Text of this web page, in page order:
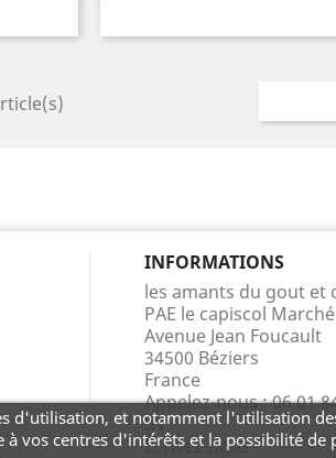
d'utilisation, et notamment l'utilisation
vos centres d'intérêts et la possibilité de
INFORMATIONS
les amants du gout et
PAE le capiscol
Avenue Jean Foucault
34500 Béziers
France
Appelez-nous :06 01
33
Écrivez-nous :